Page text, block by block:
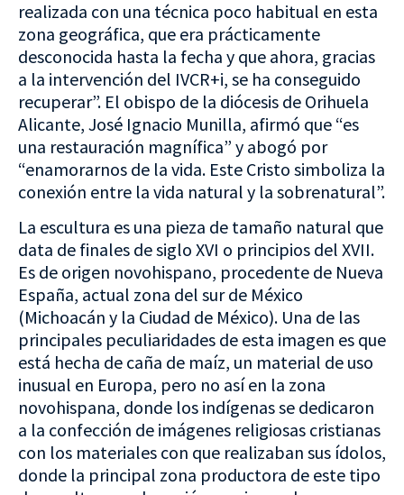
realizada con una técnica poco habitual en esta
zona geográfica, que era prácticamente
desconocida hasta la fecha y que ahora, gracias
a la intervención del IVCR+i, se ha conseguido
recuperar”. El obispo de la diócesis de Orihuela
Alicante, José Ignacio Munilla, afirmó que “es
una restauración magnífica” y abogó por
“enamorarnos de la vida. Este Cristo simboliza la
conexión entre la vida natural y la sobrenatural”.
La escultura es una pieza de tamaño natural que
data de finales de siglo XVI o principios del XVII.
Es de origen novohispano, procedente de Nueva
España, actual zona del sur de México
(Michoacán y la Ciudad de México). Una de las
principales peculiaridades de esta imagen es que
está hecha de caña de maíz, un material de uso
inusual en Europa, pero no así en la zona
novohispana, donde los indígenas se dedicaron
a la confección de imágenes religiosas cristianas
con los materiales con que realizaban sus ídolos,
donde la principal zona productora de este tipo